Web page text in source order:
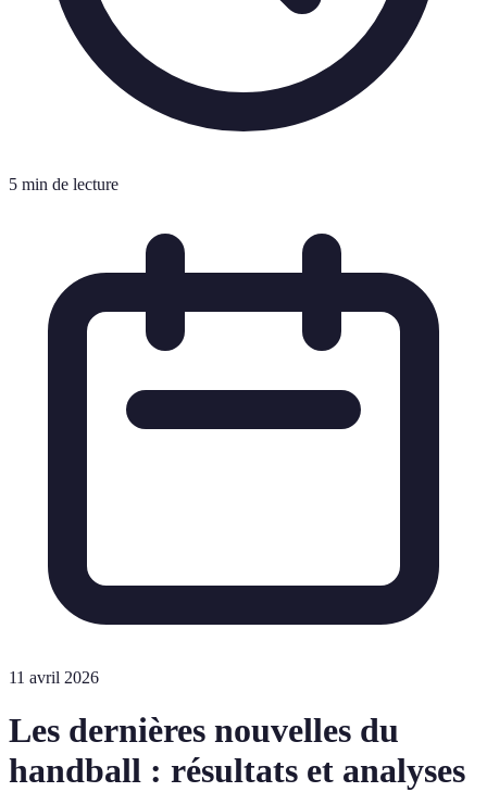
5 min de lecture
11 avril 2026
Les dernières nouvelles du
handball : résultats et analyses